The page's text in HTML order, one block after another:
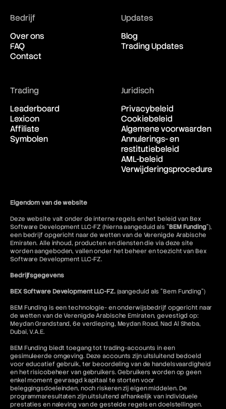
States Dollar
USD/CAD
United States Dollar vs
USD/CHF
Franc
USD/ILS
United States Dollar vs Israeli
21:22:27
Japanese Yen
Bedrijf
Over ons
FAQ
Contact
Updates
Blog
Trading Updates
Trading
Leaderboard
Lexicon
Affiliate
Symbolen
Juridisch
Privacybeleid
Cookiebeleid
Algemene voorwaarden
Annulerings- en
restitutiebeleid
AML-beleid
Verwijderingsprocedure
Eigendom van de website
Deze website valt onder de interne regels en het beleid van Bex
Software Development LLC-FZ (hierna aangeduid als "BEM Funding"),
een bedrijf opgericht naar de wetten van de Verenigde Arabische
Emiraten. Alle inhoud, producten en diensten die via deze site
worden aangeboden, vallen onder het beheer en toezicht van Bex
Software Development LLC-FZ.
Bedrijfsgegevens
BEX Software Development LLC-FZ.(aangeduid als "Bem Funding")
BEM Funding is een technologie- en onderwijsbedrijf opgericht naar
de wetten van de Verenigde Arabische Emiraten, gevestigd op:
Meydan Grandstand, 6e verdieping, Meydan Road, Nad Al Sheba,
Dubai, V.A.E.
BEM Funding biedt toegang tot trading-accounts in een
gesimuleerde omgeving. Deze accounts zijn uitsluitend bedoeld
voor educatief gebruik, ter beoordeling van de handelsvaardigheid
en het risicobeheer van gebruikers. Gebruikers worden op geen
enkel moment gevraagd kapitaal te storten voor
beleggingsdoeleinden, noch riskeren zij eigen middelen. De
programmaresultaten zijn uitsluitend afhankelijk van individuele
prestaties en naleving van de gestelde regels en doelstellingen.